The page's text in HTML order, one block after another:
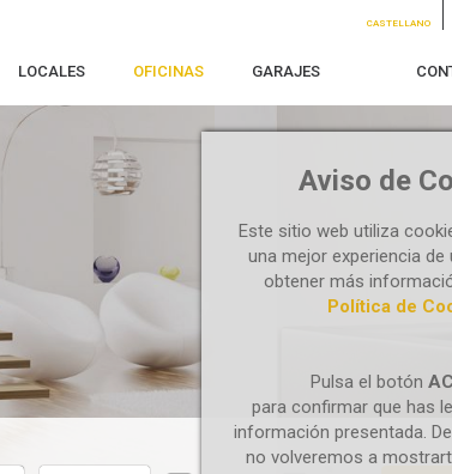
Aviso de
Este sitio web utiliza
una mejor experiencia de
obtener más
Política de
Pulsa el botón
para confirmar que has
información presentada.
no volveremos a
CASTELLANO
LOCALES OFICINAS GARAJES